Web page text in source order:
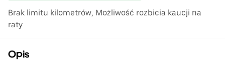
Brak limitu kilometrów, Możliwość rozbicia kaucji na
raty
Opis